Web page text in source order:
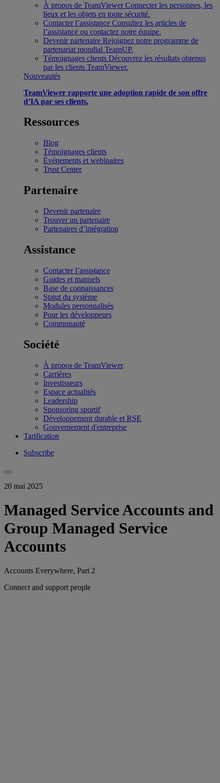
À propos de TeamViewer Connecter les personnes, les
lieux et les objets en toute sécurité.
Contacter l’assistance Consultez les articles de
l’assistance ou contactez notre équipe.
Devenir partenaire Rejoignez notre programme de
partenariat mondial TeamUP.
Témoignages clients Découvrez les résultats obtenus
par les clients TeamViewer.
Nouveautés
TeamViewer rapporte une adoption rapide de son offre
d’IA par ses clients.
Ressources
Blog
Témoignages clients
Événements et webinaires
Trust Center
Partenaire
Devenir partenaire
Trouver un partenaire
Partenaires d’intégration
Assistance
Contacter l’assistance
Guides et manuels
Base de connaissances
Statut du système
Modules personnalisés
Pour les développeurs
Communauté
Société
À propos de TeamViewer
Carrières
Investisseurs
Espace actualités
Leadership
Sponsoring sportif
Développement durable et RSE
Gouvernement d'entreprise
Tarification
Subscribe
20 mai 2025
Managed Service Accounts and
Group Managed Service
Accounts
Accounts Everywhere, Part 2
Connect and support people